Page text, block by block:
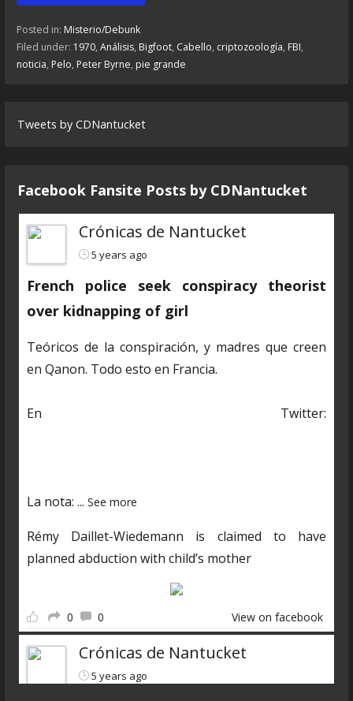
Posted in: Misterio/Debunk
Filed under: 1970, Análisis, Bigfoot, Cabello, criptozoología, FBI,
noticia, Pelo, Peter Byrne, pie grande
Tweets by CDNantucket
Facebook Fansite Posts by ‎CDNantucket
Crónicas de Nantucket
5 years ago
French police seek conspiracy theorist
over kidnapping of girl
Teóricos de la conspiración, y madres que creen
en Qanon. Todo esto en Francia.
En Twitter:
La nota: ... See more
Rémy Daillet-Wiedemann is claimed to have
planned abduction with child’s mother
0 0 View on facebook
Crónicas de Nantucket
5 years ago